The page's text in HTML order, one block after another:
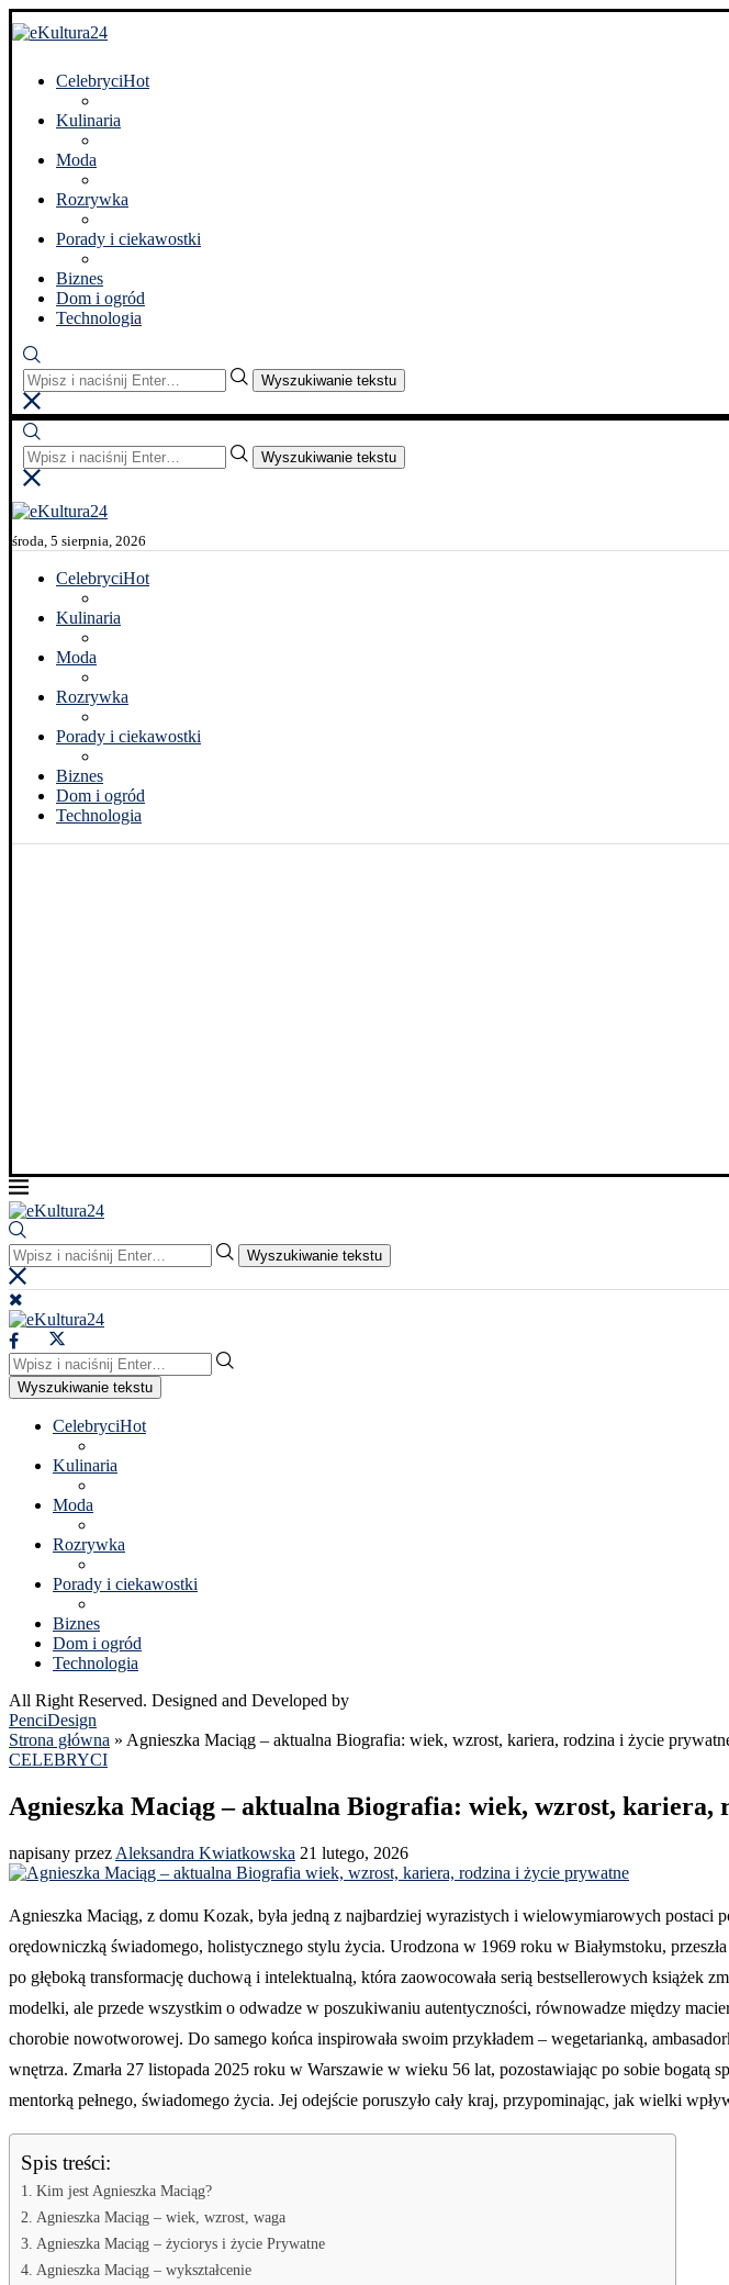
CelebryciHot
Kulinaria
Moda
Rozrywka
Porady i ciekawostki
Biznes
Dom i ogród
Technologia
Wyszukiwanie tekstu
Wyszukiwanie tekstu
środa, 5 sierpnia, 2026
CelebryciHot
Kulinaria
Moda
Rozrywka
Porady i ciekawostki
Biznes
Dom i ogród
Technologia
Wyszukiwanie tekstu
Wyszukiwanie tekstu
CelebryciHot
Kulinaria
Moda
Rozrywka
Porady i ciekawostki
Biznes
Dom i ogród
Technologia
All Right Reserved. Designed and Developed by
PenciDesign
Strona główna » Agnieszka Maciąg – aktualna Biografia: wiek, wzrost, kariera, rodzina i życie
CELEBRYCI
Agnieszka Maciąg – aktualna Biografia: wiek, wzrost, kariera,
napisany przez Aleksandra Kwiatkowska 21 lutego, 2026
Agnieszka Maciąg, z domu Kozak, była jedną z najbardziej wyrazistych i wielowymiarowych
orędowniczką świadomego, holistycznego stylu życia. Urodzona w 1969 roku w Białymstoku,
po głęboką transformację duchową i intelektualną, która zaowocowała serią bestsellerowych
modelki, ale przede wszystkim o odwadze w poszukiwaniu autentyczności, równowadze między
chorobie nowotworowej. Do samego końca inspirowała swoim przykładem – wegetarianką,
wnętrza. Zmarła 27 listopada 2025 roku w Warszawie w wieku 56 lat, pozostawiając po sobie bogatą
mentorką pełnego, świadomego życia. Jej odejście poruszyło cały kraj, przypominając, jak wielki
Spis treści:
Kim jest Agnieszka Maciąg?
Agnieszka Maciąg – wiek, wzrost, waga
Agnieszka Maciąg – życiorys i życie Prywatne
Agnieszka Maciąg – wykształcenie